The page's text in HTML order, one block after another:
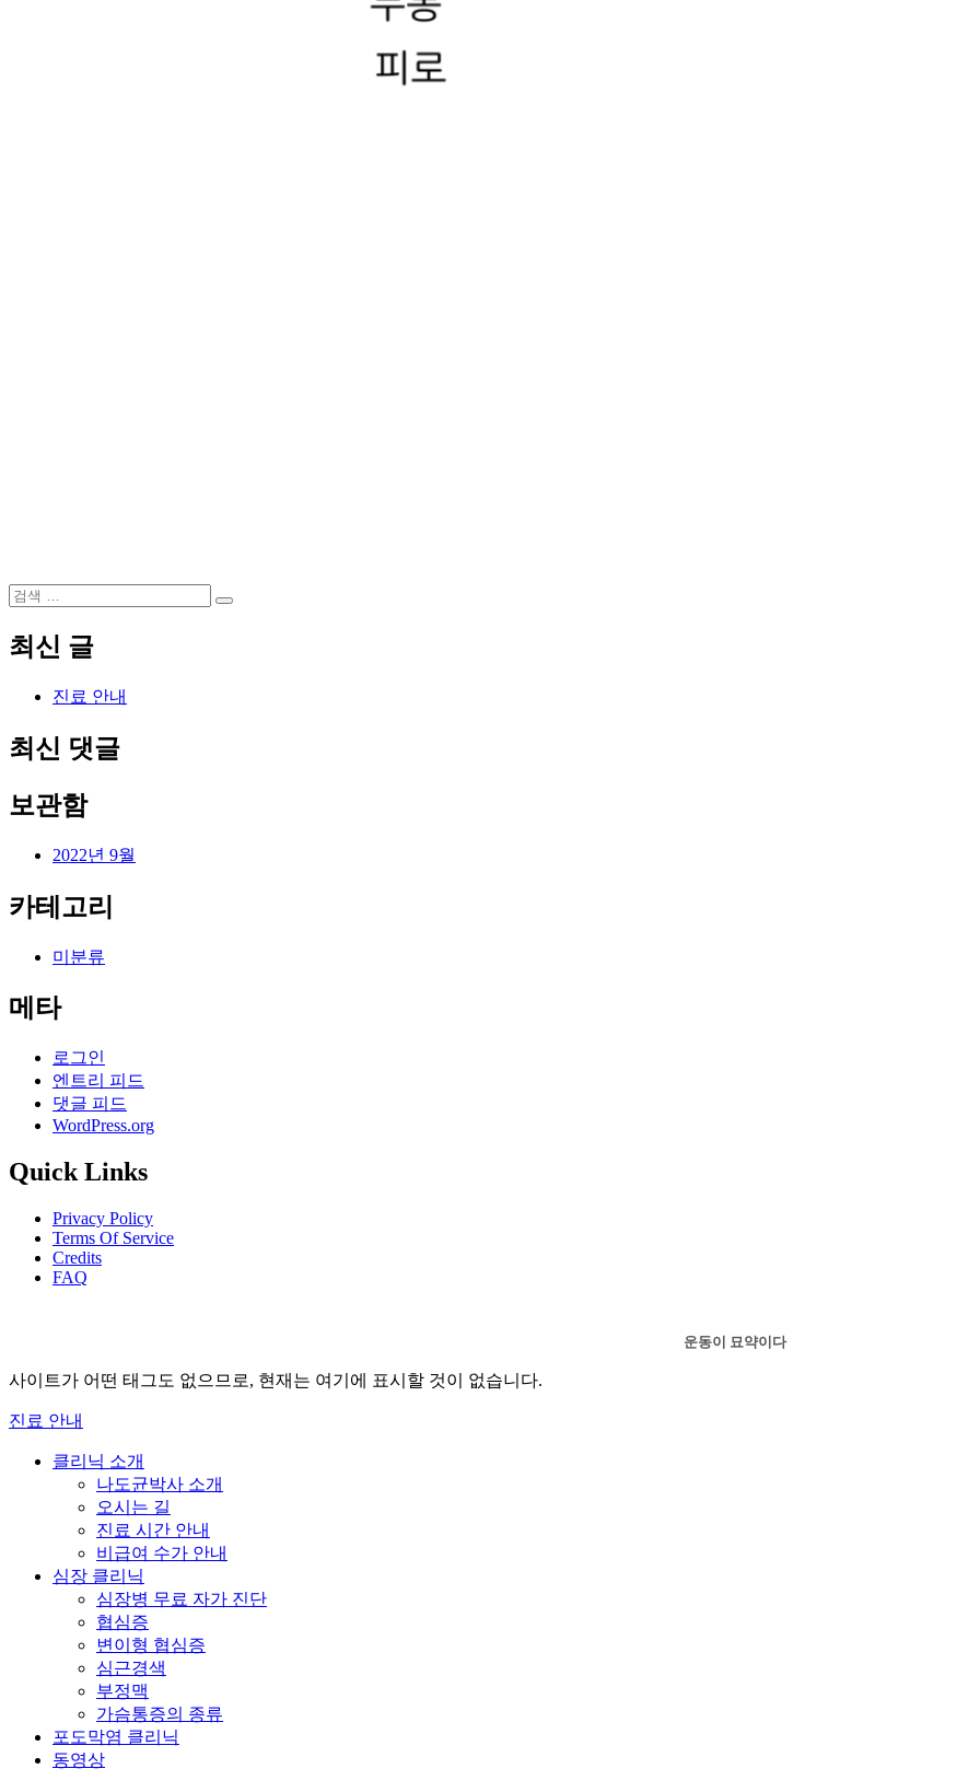
검
검
최신 글
진료 안내
최신 댓글
보관함
2022년 9월
카테고리
미분류
메타
로그인
엔트리 피드
댓글 피드
WordPress.org
Quick Links
Privacy Policy
Terms Of Service
Credits
FAQ
운동이 묘약이다
사이트가 어떤 태그도 없으므로, 현재는 여기에 표시할 것이 없습니다.
진료 안내
클리닉 소개
나도균박사 소개
오시는 길
진료 시간 안내
비급여 수가 안내
심장 클리닉
심장병 무료 자가 진단
협심증
변이형 협심증
심근경색
부정맥
가슴통증의 종류
포도막염 클리닉
동영상